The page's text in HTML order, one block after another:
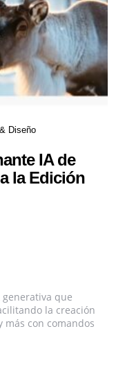
Diseño
IA de
la Edición
generativa que
la creación
más con comandos